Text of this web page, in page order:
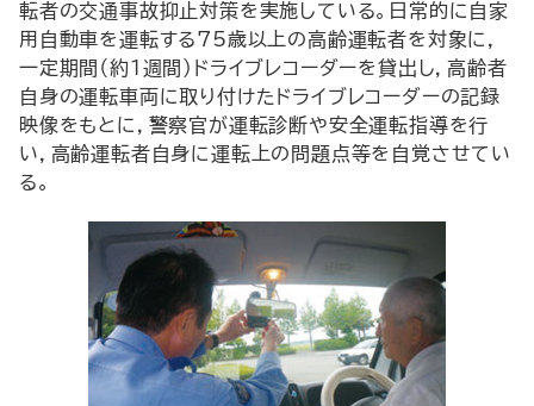
転者の交通事故抑止対策を実施している。日常的に自家
用自動車を運転する75歳以上の高齢運転者を対象に，
一定期間（約1週間）ドライブレコーダーを貸出し，高齢者
自身の運転車両に取り付けたドライブレコーダーの記録
映像をもとに，警察官が運転診断や安全運転指導を行
い，高齢運転者自身に運転上の問題点等を自覚させてい
る。